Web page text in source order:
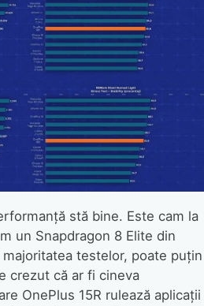
stă bine. Este cam la
un Snapdragon 8 Elite din
testelor, poate puțin
crezut că ar fi cineva
OnePlus 15R rulează aplicații